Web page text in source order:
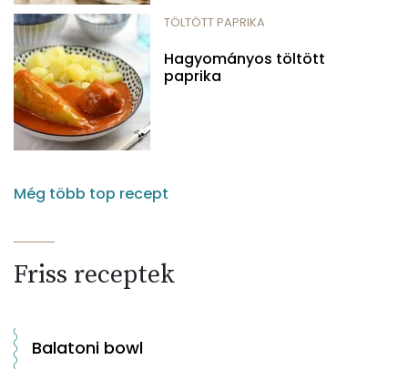
TÖLTÖTT PAPRIKA
Hagyományos töltött
paprika
Még több top recept
Friss receptek
Balatoni bowl